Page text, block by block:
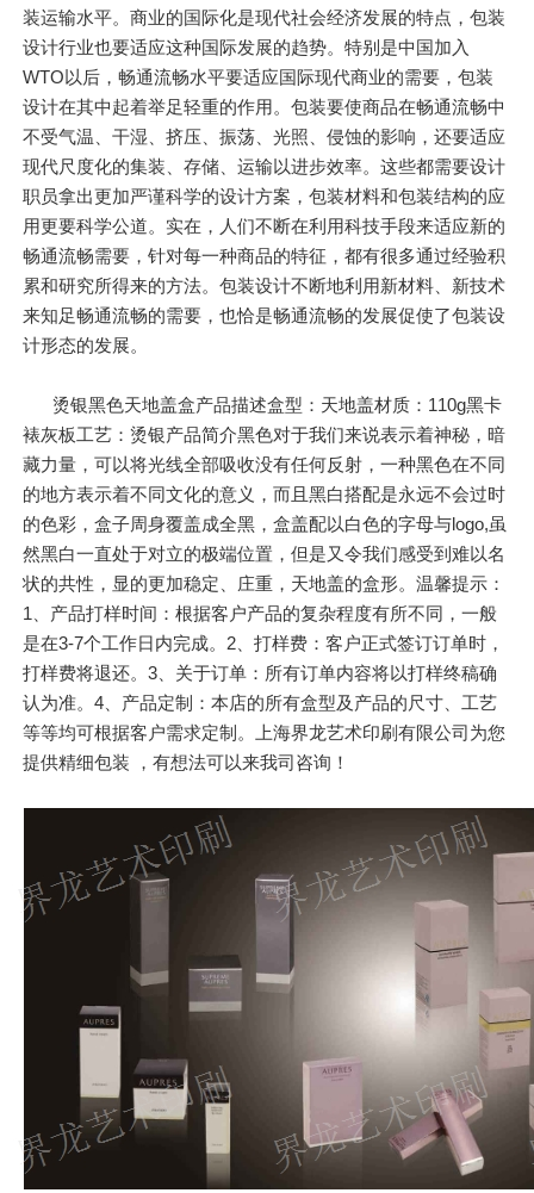
装运输水平。商业的国际化是现代社会经济发展的特点，包装
设计行业也要适应这种国际发展的趋势。特别是中国加入
WTO以后，畅通流畅水平要适应国际现代商业的需要，包装
设计在其中起着举足轻重的作用。包装要使商品在畅通流畅中
不受气温、干湿、挤压、振荡、光照、侵蚀的影响，还要适应
现代尺度化的集装、存储、运输以进步效率。这些都需要设计
职员拿出更加严谨科学的设计方案，包装材料和包装结构的应
用更要科学公道。实在，人们不断在利用科技手段来适应新的
畅通流畅需要，针对每一种商品的特征，都有很多通过经验积
累和研究所得来的方法。包装设计不断地利用新材料、新技术
来知足畅通流畅的需要，也恰是畅通流畅的发展促使了包装设
计形态的发展。
烫银黑色天地盖盒产品描述盒型：天地盖材质：110g黑卡
裱灰板工艺：烫银产品简介黑色对于我们来说表示着神秘，暗
藏力量，可以将光线全部吸收没有任何反射，一种黑色在不同
的地方表示着不同文化的意义，而且黑白搭配是永远不会过时
的色彩，盒子周身覆盖成全黑，盒盖配以白色的字母与logo,虽
然黑白一直处于对立的极端位置，但是又令我们感受到难以名
状的共性，显的更加稳定、庄重，天地盖的盒形。温馨提示：
1、产品打样时间：根据客户产品的复杂程度有所不同，一般
是在3-7个工作日内完成。2、打样费：客户正式签订订单时，
打样费将退还。3、关于订单：所有订单内容将以打样终稿确
认为准。4、产品定制：本店的所有盒型及产品的尺寸、工艺
等等均可根据客户需求定制。上海界龙艺术印刷有限公司为您
提供精细包装 ，有想法可以来我司咨询！